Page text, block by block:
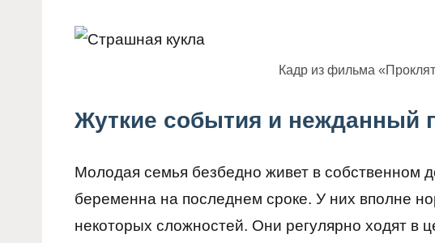
Кадр из фильма
Жуткие события и нежданный
Молодая семья безбедно живет в
беременна на последнем сроке. У них вполне
некоторых сложностей. Они регулярно ходят в